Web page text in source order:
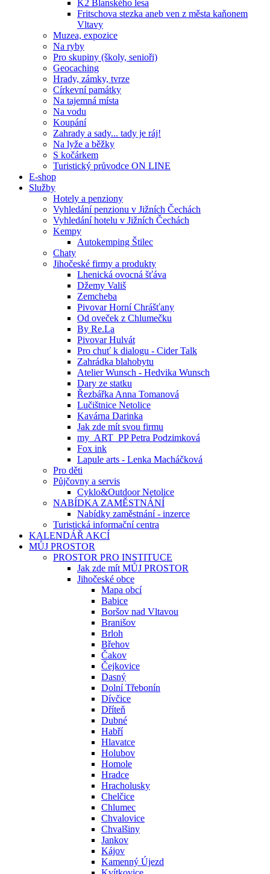
K2 Blanského lesa
Fritschova stezka aneb ven z města kaňonem
Vltavy
Muzea, expozice
Na ryby
Pro skupiny (školy, senioři)
Geocaching
Hrady, zámky, tvrze
Církevní památky
Na tajemná místa
Na vodu
Koupání
Zahrady a sady... tady je ráj!
Na lyže a běžky
S kočárkem
Turistický průvodce ON LINE
E-shop
Služby
Hotely a penziony
Vyhledání penzionu v Jižních Čechách
Vyhledání hotelu v Jižních Čechách
Kempy
Autokemping Štilec
Chaty
Jihočeské firmy a produkty
Lhenická ovocná šťáva
Džemy Vališ
Zemcheba
Pivovar Horní Chrášťany
Od oveček z Chlumečku
By Re.La
Pivovar Hulvát
Pro chuť k dialogu - Cider Talk
Zahrádka blahobytu
Atelier Wunsch - Hedvika Wunsch
Dary ze statku
Řezbářka Anna Tomanová
Lučištnice Netolice
Kavárna Darinka
Jak zde mít svou firmu
my_ART_PP Petra Podzimková
Fox ink
Lapule arts - Lenka Macháčková
Pro děti
Půjčovny a servis
Cyklo&Outdoor Netolice
NABÍDKA ZAMĚSTNÁNÍ
Nabídky zaměstnání - inzerce
Turistická informační centra
KALENDÁŘ AKCÍ
MŮJ PROSTOR
PROSTOR PRO INSTITUCE
Jak zde mít MŮJ PROSTOR
Jihočeské obce
Mapa obcí
Babice
Boršov nad Vltavou
Branišov
Brloh
Břehov
Čakov
Čejkovice
Dasný
Dolní Třebonín
Dívčice
Dříteň
Dubné
Habří
Hlavatce
Holubov
Homole
Hradce
Hracholusky
Chelčice
Chlumec
Chvalovice
Chvalšiny
Jankov
Kájov
Kamenný Újezd